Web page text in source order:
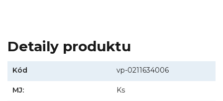
Detaily produktu
Kód vp-0211634006
MJ: Ks